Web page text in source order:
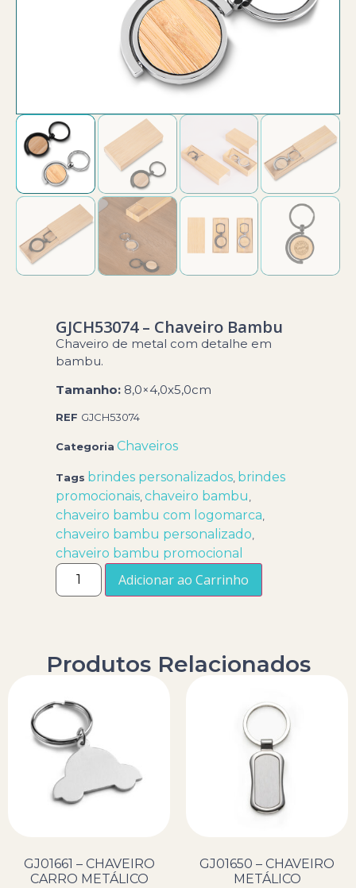
GJCH53074 – Chaveiro Bambu
Chaveiro de metal com detalhe em
bambu.
Tamanho: 8,0×4,0x5,0cm
REF GJCH53074
Categoria Chaveiros
Tags brindes personalizados, brindes
promocionais,chaveiro bambu,
chaveiro bambu com logomarca,
chaveiro bambu personalizado,
chaveiro bambu promocional
Adicionar ao Carrinho
Produtos Relacionados
GJ01661 – CHAVEIRO
CARRO METÁLICO
GJ01650 – CHAVEIRO
METÁLICO